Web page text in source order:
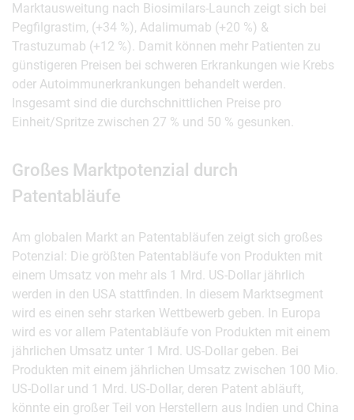
Marktausweitung nach Biosimilars-Launch zeigt sich bei
Pegfilgrastim, (+34 %), Adalimumab (+20 %) &
Trastuzumab (+12 %). Damit können mehr Patienten zu
günstigeren Preisen bei schweren Erkrankungen wie Krebs
oder Autoimmunerkrankungen behandelt werden.
Insgesamt sind die durchschnittlichen Preise pro
Einheit/Spritze zwischen 27 % und 50 % gesunken.
Großes Marktpotenzial durch
Patentabläufe
Am globalen Markt an Patentabläufen zeigt sich großes
Potenzial: Die größten Patentabläufe von Produkten mit
einem Umsatz von mehr als 1 Mrd. US-Dollar jährlich
werden in den USA stattfinden. In diesem Marktsegment
wird es einen sehr starken Wettbewerb geben. In Europa
wird es vor allem Patentabläufe von Produkten mit einem
jährlichen Umsatz unter 1 Mrd. US-Dollar geben. Bei
Produkten mit einem jährlichen Umsatz zwischen 100 Mio.
US-Dollar und 1 Mrd. US-Dollar, deren Patent abläuft,
könnte ein großer Teil von Herstellern aus Indien und China